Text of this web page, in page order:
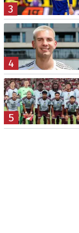
3
4
5